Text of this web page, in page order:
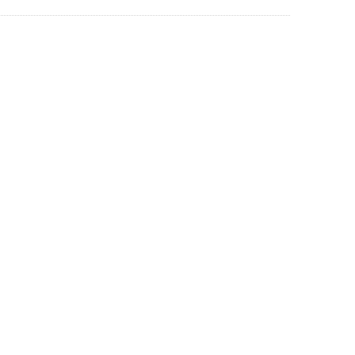
persönlichen Bereich einsehen und verwalten. Der
werden (beispielsweise bei
entsprechend auch verwendet werden.
können durch die Stadtverwaltung Jüchen gelöscht
datenschutzrechtlichen Bestimmungen entsprechen.
der Stadtverwaltung entscheiden im